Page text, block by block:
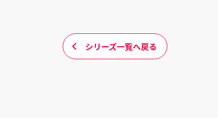
シリーズ一覧へ戻る